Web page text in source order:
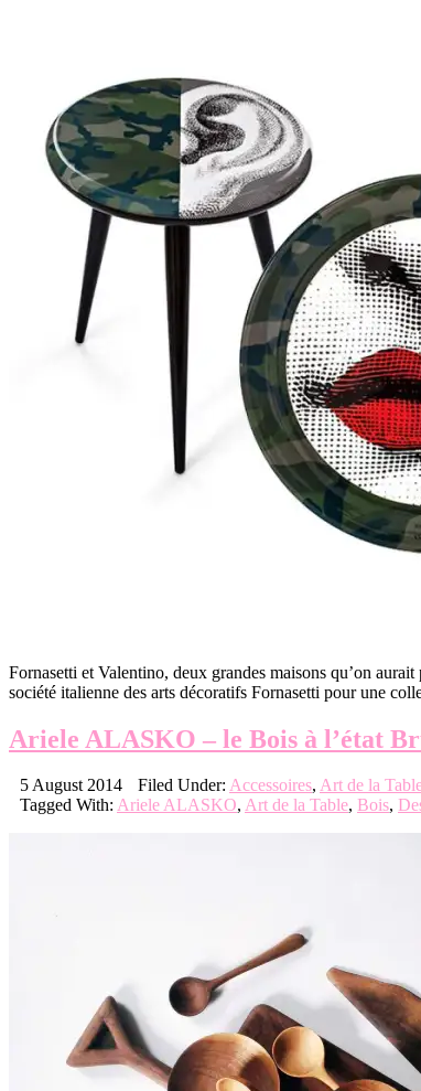
Fornasetti et Valentino, deux grandes maisons qu’on
société italienne des arts décoratifs Fornasetti pour une
Ariele ALASKO – le Bois à l’état
5 August 2014 Filed Under: Accessoires, Art de la
Tagged With: Ariele ALASKO, Art de la Table, Bois,